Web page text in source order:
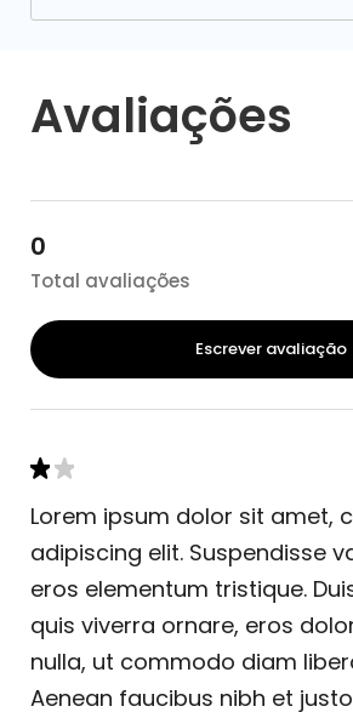
Avaliações
0
Total avaliações
Escrever avaliação
Lorem ipsum dolor sit amet,
adipiscing elit. Suspendisse
eros elementum tristique.
quis viverra ornare, eros
nulla, ut commodo diam
Aenean faucibus nibh et